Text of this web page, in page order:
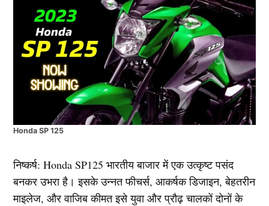
Honda SP 125
निष्कर्ष: Honda SP125 भारतीय बाजार में एक उत्कृष्ट पसंद
बनकर उभरा है। इसके उन्नत फीचर्स, आकर्षक डिजाइन, बेहतरीन
माइलेज, और वाजिब कीमत इसे युवा और प्रौढ़ चालकों दोनों के